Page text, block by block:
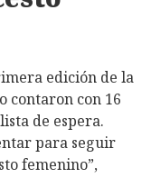
edición de la
contaron con 16
de espera.
para seguir
femenino”,